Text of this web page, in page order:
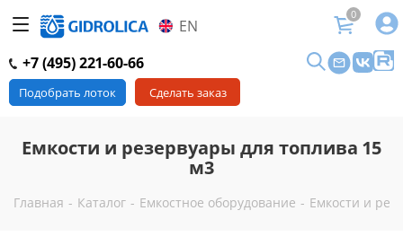
EN
0
+7 (495) 221-60-66
Подобрать лоток Сделать заказ
Емкости и резервуары для топлива 15
м3
Главная - Каталог - Емкостное оборудование - Емкости и